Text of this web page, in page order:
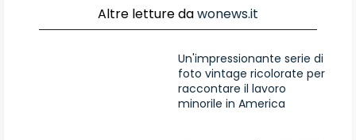
Altre letture dawonews.it
Un'impressionante serie di
foto vintage ricolorate per
raccontare il lavoro
minorile in America